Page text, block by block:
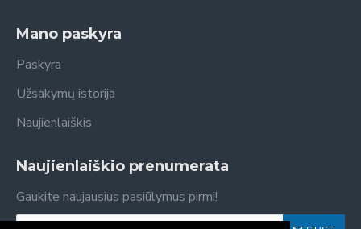
Mano paskyra
Paskyra
Užsakymų istorija
Naujienlaiškis
Naujienlaiškio prenumerata
Gaukite naujausius pasiūlymus pirmi!